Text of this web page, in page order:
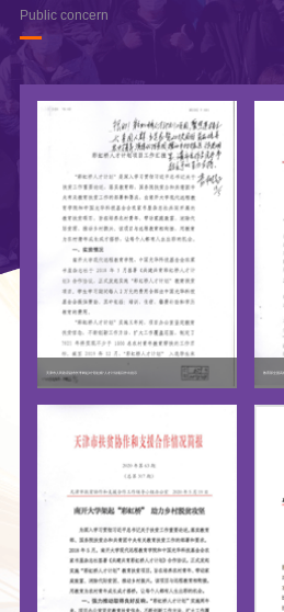
Public concern
天津市人民政府副市长李树起对“彩虹桥”人才计划项目作出批示 教育部全国高